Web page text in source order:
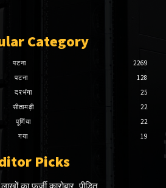
Category
पटना
2269
पटना
128
दरभंगा
25
सीतामढ़ी
22
पूर्णिया
22
गया
19
Picks